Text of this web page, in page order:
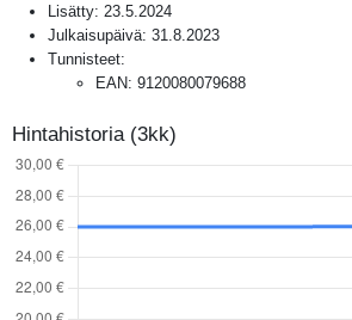
Lisätty: 23.5.2024
Julkaisupäivä: 31.8.2023
Tunnisteet:
EAN: 9120080079688
Hintahistoria (3kk)